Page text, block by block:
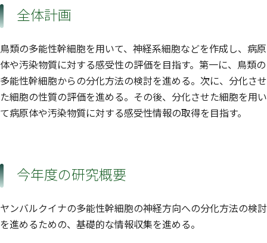
全体計画
鳥類の多能性幹細胞を用いて、神経系細胞などを作成し、病原
体や汚染物質に対する感受性の評価を目指す。第一に、鳥類の
多能性幹細胞からの分化方法の検討を進める。次に、分化させ
た細胞の性質の評価を進める。その後、分化させた細胞を用い
て病原体や汚染物質に対する感受性情報の取得を目指す。
今年度の研究概要
ヤンバルクイナの多能性幹細胞の神経方向への分化方法の検討
を進めるための、基礎的な情報収集を進める。